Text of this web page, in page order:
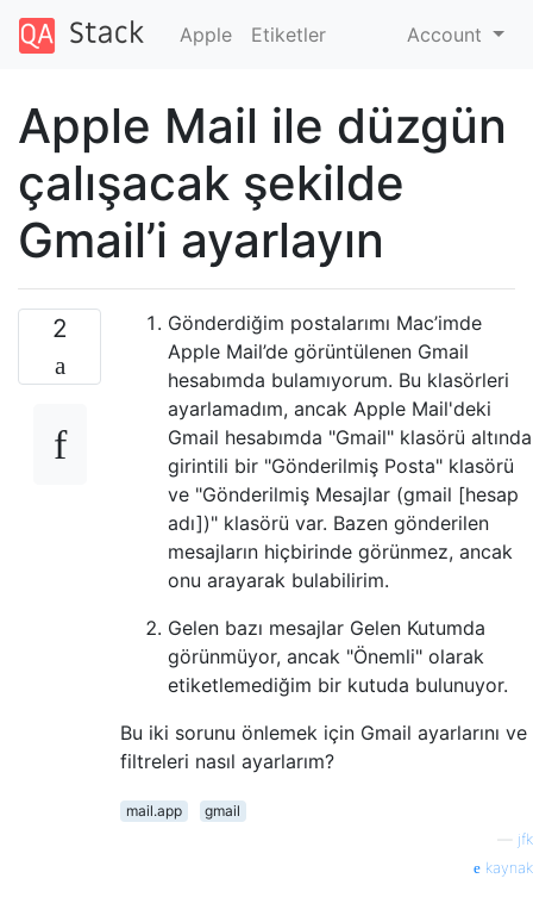
Apple Etiketler Account
Apple Mail ile düzgün
çalışacak şekilde
Gmail’i ayarlayın
2
Gönderdiğim postalarımı Mac’imde
Apple Mail’de görüntülenen Gmail
hesabımda bulamıyorum. Bu klasörleri
ayarlamadım, ancak Apple Mail'deki
Gmail hesabımda "Gmail" klasörü altında
girintili bir "Gönderilmiş Posta" klasörü
ve "Gönderilmiş Mesajlar (gmail [hesap
adı])" klasörü var. Bazen gönderilen
mesajların hiçbirinde görünmez, ancak
onu arayarak bulabilirim.
Gelen bazı mesajlar Gelen Kutumda
görünmüyor, ancak "Önemli" olarak
etiketlemediğim bir kutuda bulunuyor.
Bu iki sorunu önlemek için Gmail ayarlarını ve
filtreleri nasıl ayarlarım?
mail.app
gmail
jfk
kaynak